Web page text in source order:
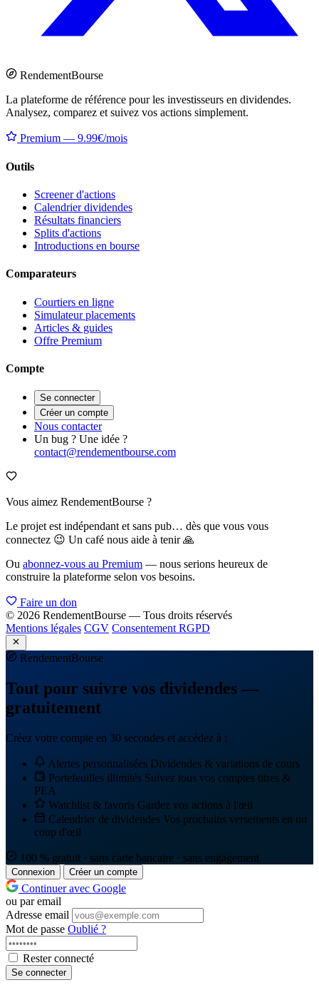
RendementBourse
La plateforme de référence pour les investisseurs en dividendes.
Analysez, comparez et suivez vos actions simplement.
Premium — 9.99€/mois
Outils
Screener d'actions
Calendrier dividendes
Résultats financiers
Splits d'actions
Introductions en bourse
Comparateurs
Courtiers en ligne
Simulateur placements
Articles & guides
Offre Premium
Compte
Se connecter
Créer un compte
Nous contacter
Un bug ? Une idée ?
contact@rendementbourse.com
Vous aimez RendementBourse ?
Le projet est indépendant et sans pub… dès que vous vous
connectez 😉 Un café nous aide à tenir 🙏
Ou abonnez-vous au Premium — nous serions heureux de
construire la plateforme selon vos besoins.
Faire un don
© 2026 RendementBourse — Tous droits réservés
Mentions légales CGV Consentement RGPD
RendementBourse
Tout pour suivre vos dividendes —
gratuitement
Créez votre compte en 30 secondes et accédez à :
Alertes personnalisées Dividendes & variations de cours
Portefeuilles illimités Suivez tous vos comptes titres &
PEA
Watchlist & favoris Gardez vos actions à l'œil
Calendrier de dividendes Vos prochains versements en un
coup d'œil
100 % gratuit · sans carte bancaire · sans engagement
Connexion Créer un compte
Continuer avec Google
ou par email
Adresse email
Mot de passe Oublié ?
Rester connecté
Se connecter